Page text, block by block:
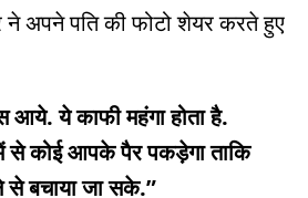
ने अपने पति की फोटो शेयर करते हुए
आये. ये काफी महंगा होता है.
से कोई आपके पैर पकड़ेगा ताकि
से बचाया जा सके.”